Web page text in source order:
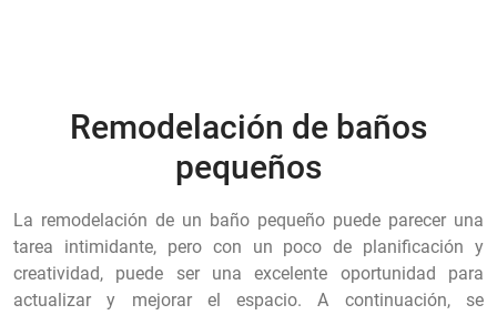
Remodelación de baños
pequeños
La remodelación de un baño pequeño puede parecer una
tarea intimidante, pero con un poco de planificación y
creatividad, puede ser una excelente oportunidad para
actualizar y mejorar el espacio. A continuación, se